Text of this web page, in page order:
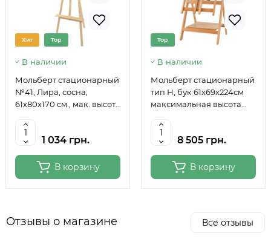
Хит Top
В наличии
Мольберт стационарный
№41, Лира, сосна,
61х80х170 см., мак. высота
Studio
1 034 грн.
В корзину
Top
В наличии
Мольберт стационарный
тип Н, бук 61x69x224см
максимальная высота
6059
8 505 грн.
В корзину
Отзывы о магазине Все отзывы